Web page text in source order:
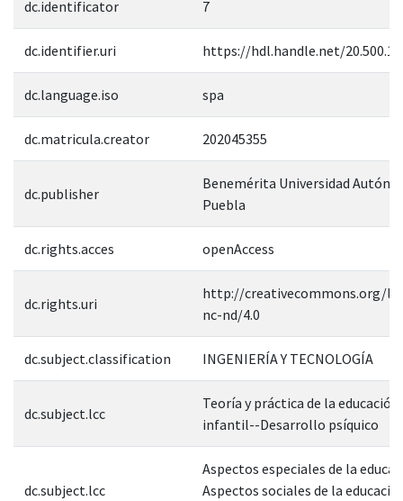
dc.identificator 7
dc.identifier.uri https://hdl.handle.net/
dc.language.iso spa
dc.matricula.creator 202045355
dc.publisher
Benemérita Universidad
Puebla
dc.rights.acces openAccess
dc.rights.uri
http://creativecommons.org/
nc-nd/4.0
dc.subject.classification INGENIERÍA Y TECNOLOGÍA
dc.subject.lcc
Teoría y práctica de la
infantil--Desarrollo psíquico
dc.subject.lcc
Aspectos especiales de la
Aspectos sociales de la